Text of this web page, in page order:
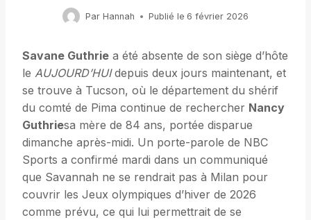
Par Hannah Publié le 6 février 2026
Savane Guthrie a été absente de son siège d’hôte
le AUJOURD’HUIdepuis deux jours maintenant, et
se trouve à Tucson, où le département du shérif
du comté de Pima continue de rechercher Nancy
Guthriesa mère de 84 ans, portée disparue
dimanche après-midi. Un porte-parole de NBC
Sports a confirmé mardi dans un communiqué
que Savannah ne se rendrait pas à Milan pour
couvrir les Jeux olympiques d’hiver de 2026
comme prévu, ce qui lui permettrait de se